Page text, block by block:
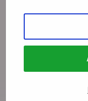
Lees meer